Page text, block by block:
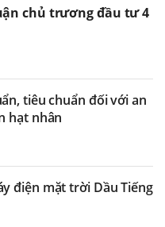
chủ trương đầu tư 4
tiêu chuẩn đối với an
hạt nhân
điện mặt trời Dầu Tiếng